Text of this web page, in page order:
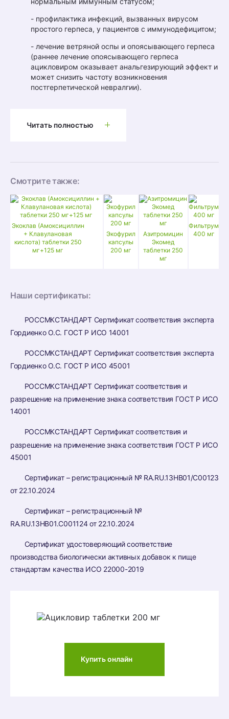
- профилактика инфекций, вызванных вирусом
простого герпеса, у пациентов с иммунодефицитом;
- лечение ветряной оспы и опоясывающего герпеса
(раннее лечение опоясывающего герпеса
ацикловиром оказывает анальгезирующий эффект и
может снизить частоту возникновения
постгерпетической невралгии).
Читать полностью
Смотрите также:
Экоклав (Амоксициллин
+ Клавулановая
кислота) таблетки 250
мг+125 мг
Экофурил
капсулы
200 мг
Азитромицин
Экомед
таблетки 250
мг
Фильтрум
400 мг
Наши сертификаты:
РОССМКСТАНДАРТ Сертификат соответствия эксперта
Гордиенко О.С. ГОСТ Р ИСО 14001
РОССМКСТАНДАРТ Сертификат соответствия эксперта
Гордиенко О.С. ГОСТ Р ИСО 45001
РОССМКСТАНДАРТ Сертификат соответствия и
разрешение на применение знака соответствия ГОСТ Р ИСО
14001
РОССМКСТАНДАРТ Сертификат соответствия и
разрешение на применение знака соответствия ГОСТ Р ИСО
45001
Сертификат – регистрационный № RA.RU.13HB01/C00123
от 22.10.2024
Сертификат – регистрационный №
RA.RU.13HB01.C001124 от 22.10.2024
Сертификат удостоверяющий соответствие
производства биологически активных добавок к пище
стандартам качества ИСО 22000-2019
Купить онлайн